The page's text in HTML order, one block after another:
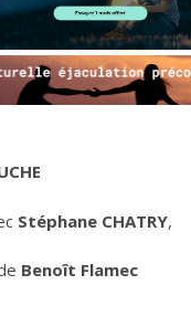
Stéphane CHATRY,
Benoît Flamec